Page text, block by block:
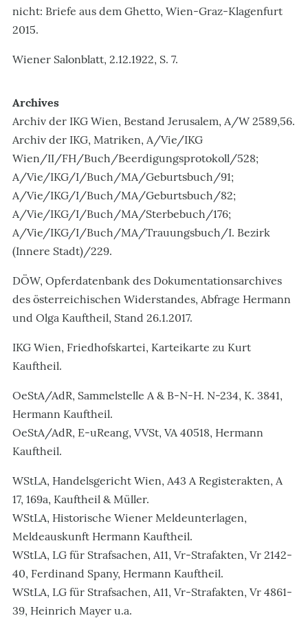
nicht: Briefe aus dem Ghetto, Wien-Graz-Klagenfurt
2015.
Wiener Salonblatt, 2.12.1922, S. 7.
Archives
Archiv der IKG Wien, Bestand Jerusalem, A/W 2589,56.
Archiv der IKG, Matriken, A/Vie/IKG
Wien/II/FH/Buch/Beerdigungsprotokoll/528;
A/Vie/IKG/I/Buch/MA/Geburtsbuch/91;
A/Vie/IKG/I/Buch/MA/Geburtsbuch/82;
A/Vie/IKG/I/Buch/MA/Sterbebuch/176;
A/Vie/IKG/I/Buch/MA/Trauungsbuch/I. Bezirk
(Innere Stadt)/229.
DÖW, Opferdatenbank des Dokumentationsarchives
des österreichischen Widerstandes, Abfrage Hermann
und Olga Kauftheil, Stand 26.1.2017.
IKG Wien, Friedhofskartei, Karteikarte zu Kurt
Kauftheil.
OeStA/AdR, Sammelstelle A & B-N-H. N-234, K. 3841,
Hermann Kauftheil.
OeStA/AdR, E-uReang, VVSt, VA 40518, Hermann
Kauftheil.
WStLA, Handelsgericht Wien, A43 A Registerakten, A
17, 169a, Kauftheil & Müller.
WStLA, Historische Wiener Meldeunterlagen,
Meldeauskunft Hermann Kauftheil.
WStLA, LG für Strafsachen, A11, Vr-Strafakten, Vr 2142-
40, Ferdinand Spany, Hermann Kauftheil.
WStLA, LG für Strafsachen, A11, Vr-Strafakten, Vr 4861-
39, Heinrich Mayer u.a.